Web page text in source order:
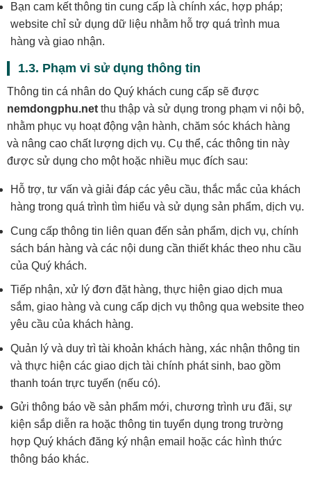
Bạn cam kết thông tin cung cấp là chính xác, hợp pháp;
website chỉ sử dụng dữ liệu nhằm hỗ trợ quá trình mua
hàng và giao nhận.
1.3. Phạm vi sử dụng thông tin
Thông tin cá nhân do Quý khách cung cấp sẽ được
nemdongphu.net thu thập và sử dụng trong phạm vi nội bộ,
nhằm phục vụ hoạt động vận hành, chăm sóc khách hàng
và nâng cao chất lượng dịch vụ. Cụ thể, các thông tin này
được sử dụng cho một hoặc nhiều mục đích sau:
Hỗ trợ, tư vấn và giải đáp các yêu cầu, thắc mắc của khách
hàng trong quá trình tìm hiểu và sử dụng sản phẩm, dịch vụ.
Cung cấp thông tin liên quan đến sản phẩm, dịch vụ, chính
sách bán hàng và các nội dung cần thiết khác theo nhu cầu
của Quý khách.
Tiếp nhận, xử lý đơn đặt hàng, thực hiện giao dịch mua
sắm, giao hàng và cung cấp dịch vụ thông qua website theo
yêu cầu của khách hàng.
Quản lý và duy trì tài khoản khách hàng, xác nhận thông tin
và thực hiện các giao dịch tài chính phát sinh, bao gồm
thanh toán trực tuyến (nếu có).
Gửi thông báo về sản phẩm mới, chương trình ưu đãi, sự
kiện sắp diễn ra hoặc thông tin tuyển dụng trong trường
hợp Quý khách đăng ký nhận email hoặc các hình thức
thông báo khác.